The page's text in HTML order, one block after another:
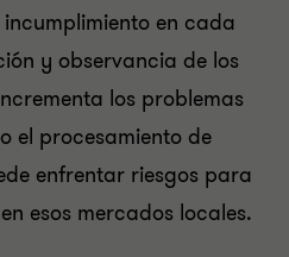
en cada
y observancia de los
los problemas
el procesamiento de
enfrentar riesgos para
esos mercados locales.